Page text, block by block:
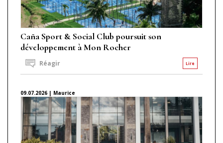
Caña Sport & Social Club poursuit son
développement à Mon Rocher
Lire
Réagir
09.07.2026 | Maurice